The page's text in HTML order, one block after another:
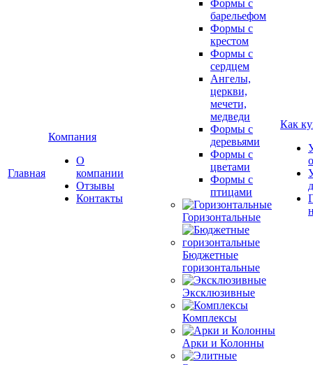
Главная
Компания
О
компании
Отзывы
Контакты
Формы с
барельефом
Формы с
крестом
Формы с
сердцем
Ангелы,
церкви,
мечети,
медведи
Формы с
деревьями
Формы с
цветами
Формы с
птицами
Горизонтальные
Бюджетные
горизонтальные
Эксклюзивные
Комплексы
Арки и Колонны
Как